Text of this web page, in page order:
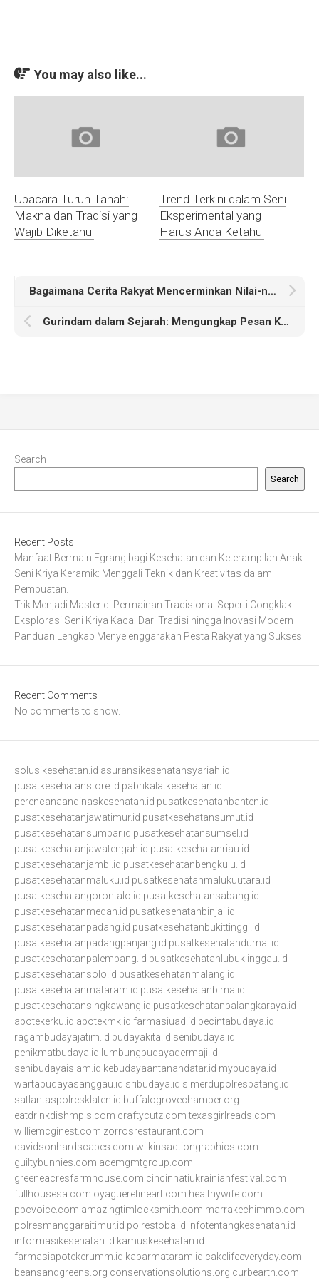
You may also like...
Upacara Turun Tanah:
Makna dan Tradisi yang
Wajib Diketahui
Trend Terkini dalam Seni
Eksperimental yang
Harus Anda Ketahui
Bagaimana Cerita Rakyat Mencerminkan Nilai-nilai Kehidupan Kita
Gurindam dalam Sejarah: Mengungkap Pesan Kebudayaan Nusantara
Search
Search
Recent Posts
Manfaat Bermain Egrang bagi Kesehatan dan Keterampilan Anak
Seni Kriya Keramik: Menggali Teknik dan Kreativitas dalam
Pembuatan.
Trik Menjadi Master di Permainan Tradisional Seperti Congklak
Eksplorasi Seni Kriya Kaca: Dari Tradisi hingga Inovasi Modern
Panduan Lengkap Menyelenggarakan Pesta Rakyat yang Sukses
Recent Comments
No comments to show.
solusikesehatan.id asuransikesehatansyariah.id
pusatkesehatanstore.id pabrikalatkesehatan.id
perencanaandinaskesehatan.id pusatkesehatanbanten.id
pusatkesehatanjawatimur.id pusatkesehatansumut.id
pusatkesehatansumbar.id pusatkesehatansumsel.id
pusatkesehatanjawatengah.id pusatkesehatanriau.id
pusatkesehatanjambi.id pusatkesehatanbengkulu.id
pusatkesehatanmaluku.id pusatkesehatanmalukuutara.id
pusatkesehatangorontalo.id pusatkesehatansabang.id
pusatkesehatanmedan.id pusatkesehatanbinjai.id
pusatkesehatanpadang.id pusatkesehatanbukittinggi.id
pusatkesehatanpadangpanjang.id pusatkesehatandumai.id
pusatkesehatanpalembang.id pusatkesehatanlubuklinggau.id
pusatkesehatansolo.id pusatkesehatanmalang.id
pusatkesehatanmataram.id pusatkesehatanbima.id
pusatkesehatansingkawang.id pusatkesehatanpalangkaraya.id
apotekerku.id apotekmk.id farmasiuad.id pecintabudaya.id
ragambudayajatim.id budayakita.id senibudaya.id
penikmatbudaya.id lumbungbudayadermaji.id
senibudayaislam.id kebudayaantanahdatar.id mybudaya.id
wartabudayasanggau.id sribudaya.id simerdupolresbatang.id
satlantaspolresklaten.id buffalogrovechamber.org
eatdrinkdishmpls.com craftycutz.com texasgirlreads.com
williemcginest.com zorrosrestaurant.com
davidsonhardscapes.com wilkinsactiongraphics.com
guiltybunnies.com acemgmtgroup.com
greeneacresfarmhouse.com cincinnatiukrainianfestival.com
fullhousesa.com oyaguerefineart.com healthywife.com
pbcvoice.com amazingtimlocksmith.com marrakechimmo.com
polresmanggaraitimur.id polrestoba.id infotentangkesehatan.id
informasikesehatan.id kamuskesehatan.id
farmasiapotekerumm.id kabarmataram.id cakelifeeveryday.com
beansandgreens.org conservationsolutions.org curbearth.com